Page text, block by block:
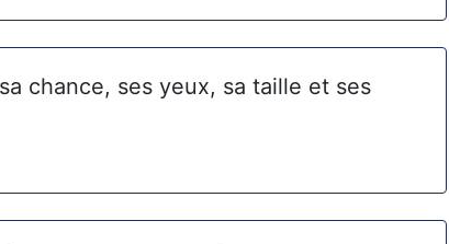
chance, ses yeux, sa taille et ses